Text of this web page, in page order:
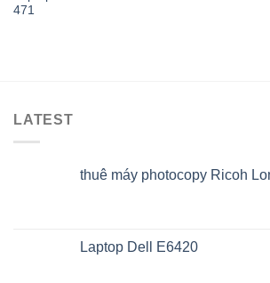
471
LATEST
thuê máy photocopy Ricoh
Laptop Dell E6420